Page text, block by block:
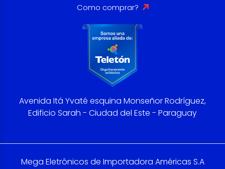
Como comprar?
Avenida Itá Yvaté esquina Monseñor Rodríguez,
Edificio Sarah - Ciudad del Este - Paraguay
Mega Eletrônicos de Importadora Américas S.A